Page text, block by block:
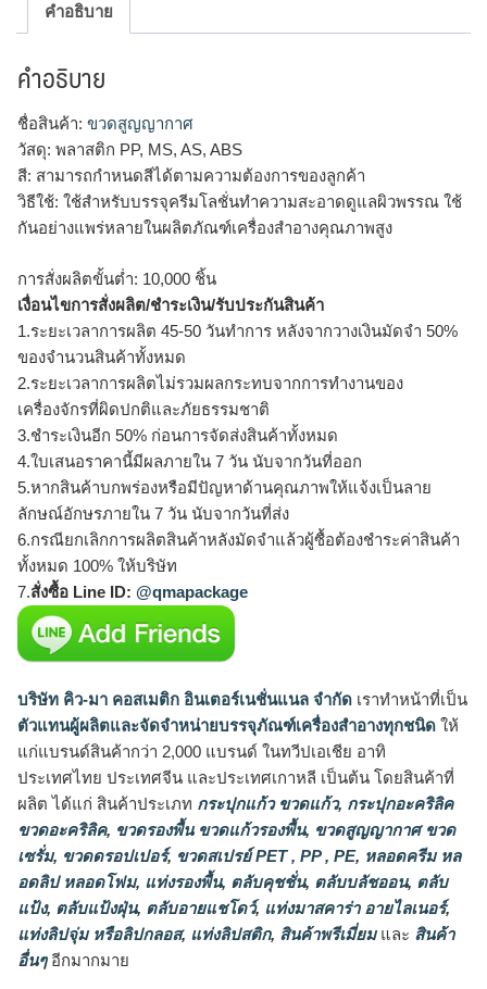
คำอธิบาย
คำอธิบาย
ชื่อสินค้า: ขวดสูญญากาศ
วัสดุ: พลาสติก PP, MS, AS, ABS
สี: สามารถกำหนดสีได้ตามความต้องการของลูกค้า
วิธีใช้: ใช้สำหรับบรรจุครีมโลชั่นทำความสะอาดดูแลผิวพรรณ ใช้
กันอย่างแพร่หลายในผลิตภัณฑ์เครื่องสำอางคุณภาพสูง
การสั่งผลิตขั้นต่ำ: 10,000 ชิ้น
เงื่อนไขการสั่งผลิต/ชำระเงิน/รับประกันสินค้า
1.ระยะเวลาการผลิต 45-50 วันทำการ หลังจากวางเงินมัดจำ 50%
ของจำนวนสินค้าทั้งหมด
2.ระยะเวลาการผลิตไม่รวมผลกระทบจากการทำงานของ
เครื่องจักรที่ผิดปกติและภัยธรรมชาติ
3.ชำระเงินอีก 50% ก่อนการจัดส่งสินค้าทั้งหมด
4.ใบเสนอราคานี้มีผลภายใน 7 วัน นับจากวันที่ออก
5.หากสินค้าบกพร่องหรือมีปัญหาด้านคุณภาพให้แจ้งเป็นลาย
ลักษณ์อักษรภายใน 7 วัน นับจากวันที่ส่ง
6.กรณียกเลิกการผลิตสินค้าหลังมัดจำแล้วผู้ซื้อต้องชำระค่าสินค้า
ทั้งหมด 100% ให้บริษัท
7.สั่งซื้อ Line ID: @qmapackage
บริษัท คิว-มา คอสเมติก อินเตอร์เนชั่นแนล จำกัด เราทำหน้าที่เป็น
ตัวแทนผู้ผลิตและจัดจำหน่ายบรรจุภัณฑ์เครื่องสำอางทุกชนิด ให้
แก่แบรนด์สินค้ากว่า 2,000 แบรนด์ ในทวีปเอเชีย อาทิ
ประเทศไทย ประเทศจีน และประเทศเกาหลี เป็นต้น โดยสินค้าที่
ผลิต ได้แก่ สินค้าประเภท กระปุกแก้ว ขวดแก้ว, กระปุกอะคริลิค
ขวดอะคริลิค, ขวดรองพื้น ขวดแก้วรองพื้น, ขวดสูญญากาศ ขวด
เซรั่ม, ขวดดรอปเปอร์, ขวดสเปรย์ PET , PP , PE, หลอดครีม หล
อดลิป หลอดโฟม, แท่งรองพื้น, ตลับคุชชั่น, ตลับบลัชออน, ตลับ
แป้ง, ตลับแป้งฝุ่น, ตลับอายแชโดว์, แท่งมาสคาร่า อายไลเนอร์,
แท่งลิปจุ่ม หรือลิปกลอส, แท่งลิปสติก, สินค้าพรีเมี่ยมและ สินค้า
อื่นๆอีกมากมาย